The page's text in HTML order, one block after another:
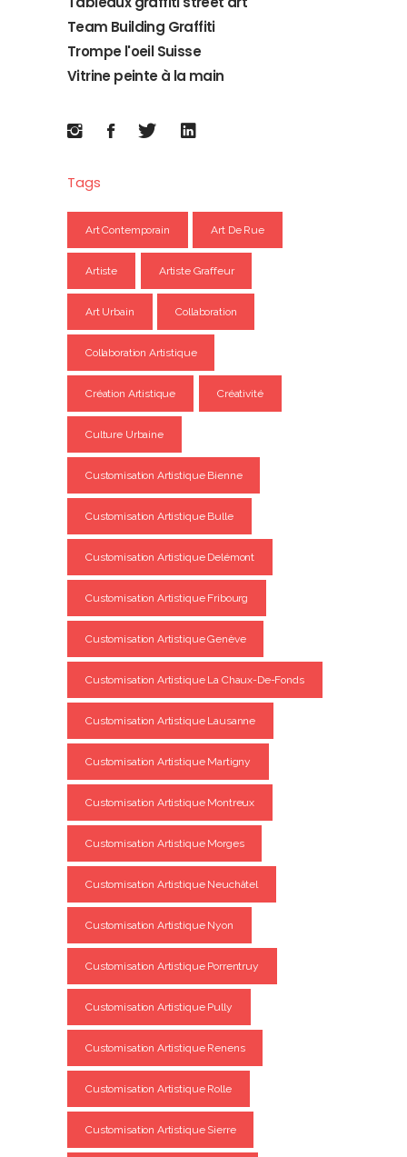
Team Building Graffiti
Trompe l'oeil Suisse
Vitrine peinte à la main
Tags
Art Contemporain Art De Rue
Artiste Artiste Graffeur
Art Urbain Collaboration
Collaboration Artistique
Création Artistique Créativité
Culture Urbaine
Customisation Artistique Bienne
Customisation Artistique Bulle
Customisation Artistique Delémont
Customisation Artistique Fribourg
Customisation Artistique Genève
Customisation Artistique La Chaux-De-Fonds
Customisation Artistique Lausanne
Customisation Artistique Martigny
Customisation Artistique Montreux
Customisation Artistique Morges
Customisation Artistique Neuchâtel
Customisation Artistique Nyon
Customisation Artistique Porrentruy
Customisation Artistique Pully
Customisation Artistique Renens
Customisation Artistique Rolle
Customisation Artistique Sierre